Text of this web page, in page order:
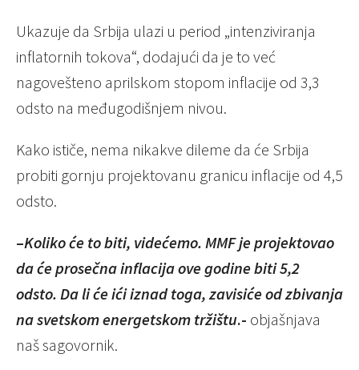
Ukazuje da Srbija ulazi u period „intenziviranja
inflatornih tokova“, dodajući da je to već
nagovešteno aprilskom stopom inflacije od 3,3
odsto na međugodišnjem nivou.
Kako ističe, nema nikakve dileme da će Srbija
probiti gornju projektovanu granicu inflacije od 4,5
odsto.
–Koliko će to biti, videćemo. MMF je projektovao
da će prosečna inflacija ove godine biti 5,2
odsto. Da li će ići iznad toga, zavisiće od zbivanja
na svetskom energetskom tržištu.- objašnjava
naš sagovornik.